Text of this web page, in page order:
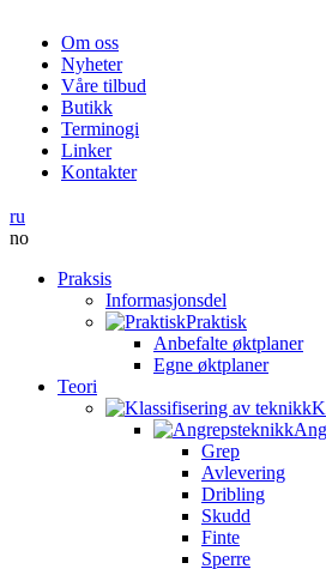
Om oss
Nyheter
Våre tilbud
Butikk
Terminogi
Linker
Kontakter
ru
no
Praksis
Informasjonsdel
Praktisk
Anbefalte øktplaner
Egne øktplaner
Teori
Grep
Avlevering
Dribling
Skudd
Finte
Sperre